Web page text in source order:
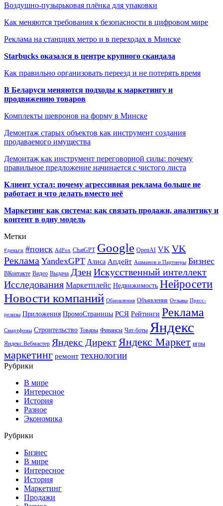
Воздушно-пузырьковая плёнка для упаковки
Как меняются требования к безопасности в цифровом мире
Реклама на станциях метро и в переходах в Минске
Starbucks оказался в центре крупного скандала
Как правильно организовать переезд и не потерять время
В Беларуси меняются подходы к маркетингу и
продвижению товаров
Комплекты шевронов на форму в Минске
Демонтаж старых объектов как инструмент создания
продаваемого имущества
Демонтаж как инструмент переговорной силы: почему
правильное предложение начинается с чистого листа
Клиент устал: почему агрессивная реклама больше не
работает и что делать вместо неё
Маркетинг как система: как связать продажи, аналитику и
контент в одну модель
Метки
#деньги #поиск AdFox ChatGPT Google OpenAI VK VK
Реклама YandexGPT Алиса Апдейт Ашманов и Партнеры Бизнес
ВКонтакте Видео Выдача ДзенИскусственный интеллект
Исследования Маркетплейс Недвижимость Нейросети
Новости компаний Обновления Объявления Отзывы Пресс-
релизы Приложения ПромоСтраницы РСЯ Рейтинги Реклама
Смартфоны Строительство Товары Финансы Чат-боты Яндекс
Яндекс.Вебмастер Яндекс Директ Яндекс Маркет игры
маркетинг ремонт технологии
Рубрики
В мире
Интересное
История
Разное
Экономика
Рубрики
Бизнес
В мире
Интересное
История
Маркетинг
Продажи